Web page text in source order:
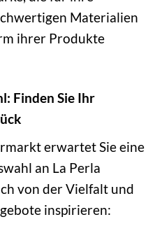
Materialien
ihrer Produkte
Finden Sie Ihr
erwartet Sie eine
an La Perla
von der Vielfalt und
inspirieren: